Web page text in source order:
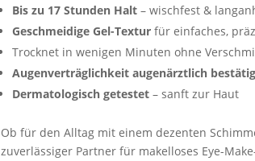
Bis zu 17 Stunden Halt – wischfest &
Geschmeidige Gel-Textur für einfaches,
Trocknet in wenigen Minuten ohne
Augenverträglichkeit augenärztlich
Dermatologisch getestet – sanft zur Haut
Ob für den Alltag mit einem dezenten
zuverlässiger Partner für makelloses Eye-